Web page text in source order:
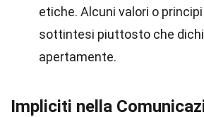
etiche. Alcuni valori o
sottintesi piuttosto che
apertamente.
Impliciti nella